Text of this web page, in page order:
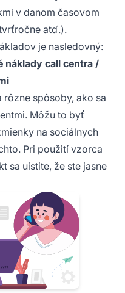
v danom časovom
atď.).
je nasledovný:
náklady call centra /
spôsoby, ako sa
Môžu to byť
na sociálnych
Pri použití vzorca
sa uistite, že ste jasne